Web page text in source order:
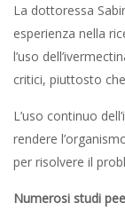
La dottoressa
esperienza nella
l’uso
critici, piuttosto
L’uso continuo
rendere
per risolvere il
Numerosi studi